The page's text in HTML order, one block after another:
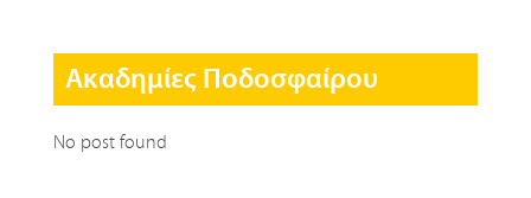
Ακαδημίες Ποδοσφαίρου
No post found